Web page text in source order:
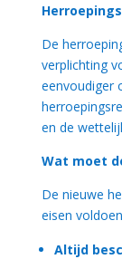
De
verplichting
eenvoudiger
en de
Wat moet
De nieuwe
eisen
Altijd